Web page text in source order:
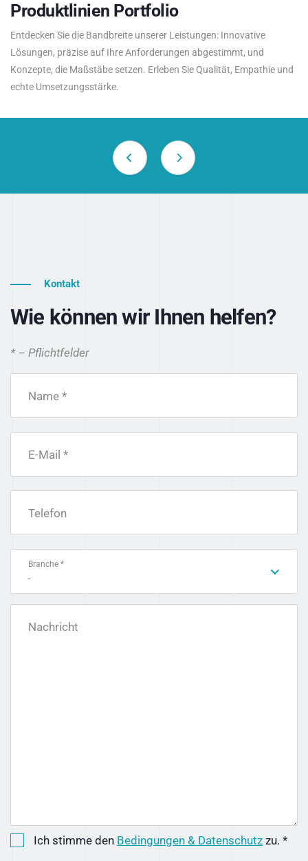
Produktlinien Portfolio
Entdecken Sie die Bandbreite unserer Leistungen: Innovative
Lösungen, präzise auf Ihre Anforderungen abgestimmt, und
Konzepte, die Maßstäbe setzen. Erleben Sie Qualität, Empathie und
echte Umsetzungsstärke.
Kontakt
Wie können wir Ihnen helfen?
* – Pflichtfelder
Name *
E-Mail *
Telefon
Branche *
-
Nachricht
Ich stimme den Bedingungen & Datenschutz zu. *